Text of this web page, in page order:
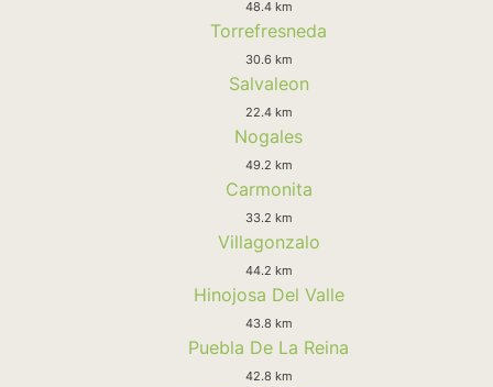
48.4 km
Torrefresneda
30.6 km
Salvaleon
22.4 km
Nogales
49.2 km
Carmonita
33.2 km
Villagonzalo
44.2 km
Hinojosa Del Valle
43.8 km
Puebla De La Reina
42.8 km